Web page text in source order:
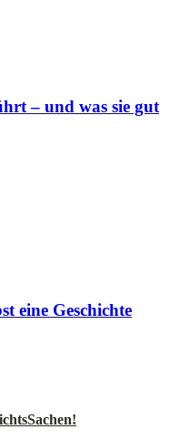
– und was sie gut
eine Geschichte